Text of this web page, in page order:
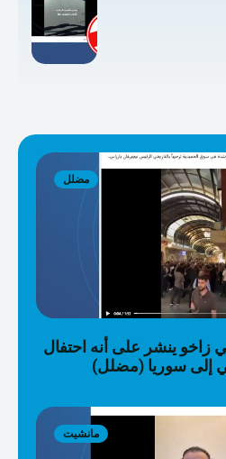
مضلل
زاخو ينشر على أنه احتفال
إلى سوريا (مضلل)
مانشيت